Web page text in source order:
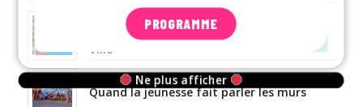
23/07/2026
Collecte de sang le 20 août à l’Hôtel de
Ville
22/07/2026
Quand la jeunesse fait parler les murs
PROGRAMME
Ne plus afficher